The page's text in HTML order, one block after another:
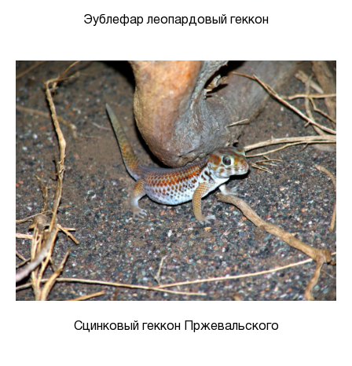
Эублефар леопардовый геккон
Сцинковый геккон Пржевальского